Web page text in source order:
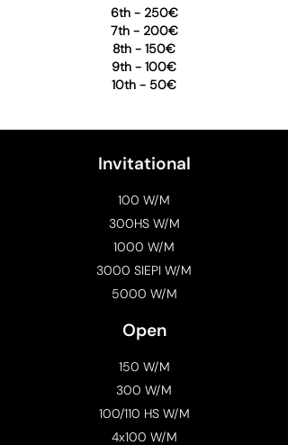
6th - 250€
7th - 200€
8th - 150€
9th - 100€
10th - 50€
Invitational
100 W/M
300HS W/M
1000 W/M
3000 SIEPI W/M
5000 W/M
Open
150 W/M
300 W/M
100/110 HS W/M
4x100 W/M